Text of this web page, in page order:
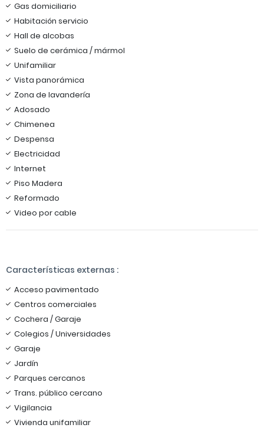
Gas domiciliario
Habitación servicio
Hall de alcobas
Suelo de cerámica / mármol
Unifamiliar
Vista panorámica
Zona de lavandería
Adosado
Chimenea
Despensa
Electricidad
Internet
Piso Madera
Reformado
Video por cable
Características externas :
Acceso pavimentado
Centros comerciales
Cochera / Garaje
Colegios / Universidades
Garaje
Jardín
Parques cercanos
Trans. público cercano
Vigilancia
Vivienda unifamiliar